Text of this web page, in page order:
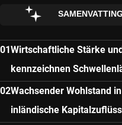
Wirtschaftliche Stärke
kennzeichnen
Wachsender Wohlstand
inländische